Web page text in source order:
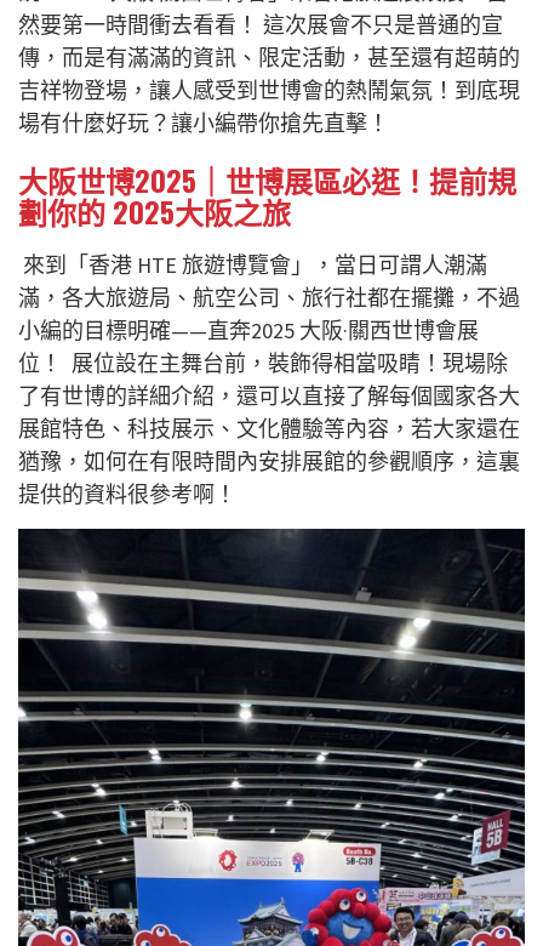
然要第一時間衝去看看！ 這次展會不只是普通的宣
傳，而是有滿滿的資訊、限定活動，甚至還有超萌的
吉祥物登場，讓人感受到世博會的熱鬧氣氛！到底現
場有什麼好玩？讓小編帶你搶先直擊！
大阪世博2025｜世博展區必逛！提前規
劃你的 2025大阪之旅
來到「香港 HTE 旅遊博覽會」，當日可謂人潮滿
滿，各大旅遊局、航空公司、旅行社都在擺攤，不過
小編的目標明確——直奔2025 大阪·關西世博會展
位！ 展位設在主舞台前，裝飾得相當吸睛！現場除
了有世博的詳細介紹，還可以直接了解每個國家各大
展館特色、科技展示、文化體驗等內容，若大家還在
猶豫，如何在有限時間內安排展館的參觀順序，這裏
提供的資料很參考啊！